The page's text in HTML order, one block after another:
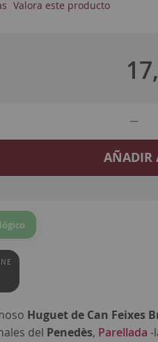
Valora este producto
AÑADIR
Huguet de Can Feixes
del Penedès, Parellada -